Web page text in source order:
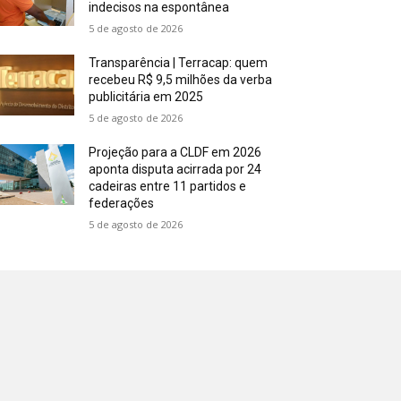
indecisos na espontânea
5 de agosto de 2026
Transparência | Terracap: quem
recebeu R$ 9,5 milhões da verba
publicitária em 2025
5 de agosto de 2026
Projeção para a CLDF em 2026
aponta disputa acirrada por 24
cadeiras entre 11 partidos e
federações
5 de agosto de 2026